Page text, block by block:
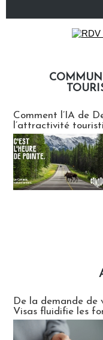
Comment l’IA de
l’attractivité
De la demande de
Visas fluidifie les